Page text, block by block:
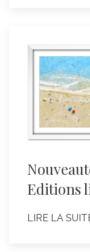
Editions
LIRE LA